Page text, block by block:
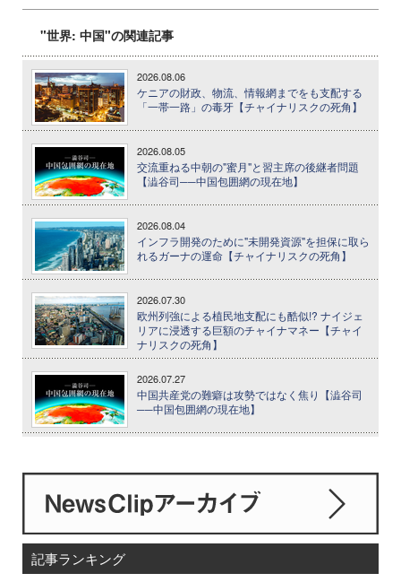
"世界: 中国"の関連記事
2026.08.06
ケニアの財政、物流、情報網までをも支配する
「一帯一路」の毒牙【チャイナリスクの死角】
2026.08.05
交流重ねる中朝の"蜜月"と習主席の後継者問題
【澁谷司──中国包囲網の現在地】
2026.08.04
インフラ開発のために"未開発資源"を担保に取ら
れるガーナの運命【チャイナリスクの死角】
2026.07.30
欧州列強による植民地支配にも酷似!? ナイジェ
リアに浸透する巨額のチャイナマネー【チャイ
ナリスクの死角】
2026.07.27
中国共産党の難癖は攻勢ではなく焦り【澁谷司
──中国包囲網の現在地】
記事ランキング